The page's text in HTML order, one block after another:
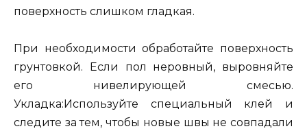
поверхность слишком гладкая.
При необходимости обработайте поверхность
грунтовкой. Если пол неровный, выровняйте
его нивелирующей смесью.
Укладка:Используйте специальный клей и
следите за тем, чтобы новые швы не совпадали